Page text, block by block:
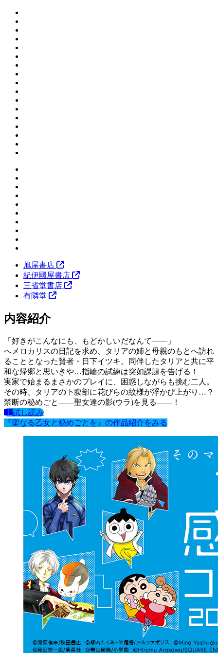
旭屋書店
紀伊國屋書店
三省堂書店
有隣堂
内容紹介
「好きがこんなにも、もどかしいだなんて――」
へメロカリスの日記を求め、タリアの姉と母親のもとへ訪れ
ることとなった賢者・日下イツキ。同伴したタリアと共に平
和な帰郷と思いきや…指輪の試練は突如課題を告げる！
実家で始まるまさかのプレイに、困惑しながらも挑む二人。
その時、タリアの下腹部に花びらの紋様が浮かび上がり…？
禁断の秘めごと――聖女達の影(ウラ)を見る――！
試し読み
『聖なる乙女と秘めごとを』の作品紹介をみる